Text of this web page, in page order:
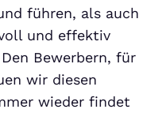
führen, als auch
und effektiv
Bewerbern, für
wir diesen
wieder findet